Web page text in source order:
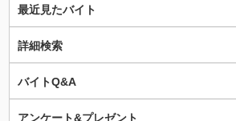
最近見たバイト
詳細検索
バイトQ&A
アンケート&プレゼント